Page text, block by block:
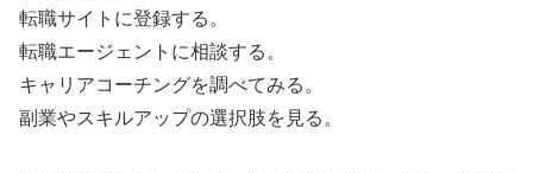
転職サイトに登録する。
転職エージェントに相談する。
キャリアコーチングを調べてみる。
副業やスキルアップの選択肢を見る。